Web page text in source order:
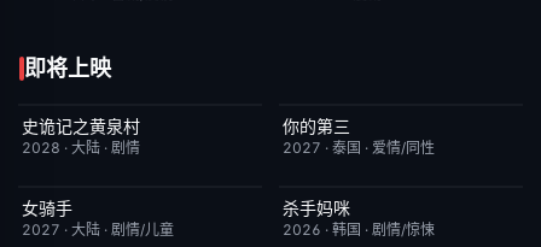
即将上映
6月23日更新
史诡记之黄泉村
2028 · 大陆 · 剧情
更新至第02集
你的第三
2027 · 泰国 · 爱情/同性
7月15日更新
女骑手
2027 · 大陆 · 剧情/儿童
更新至第02集
杀手妈咪
2026 · 韩国 · 剧情/惊悚